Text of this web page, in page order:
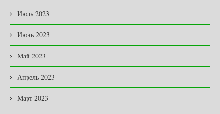
Июль 2023
Июнь 2023
Май 2023
Апрель 2023
Март 2023